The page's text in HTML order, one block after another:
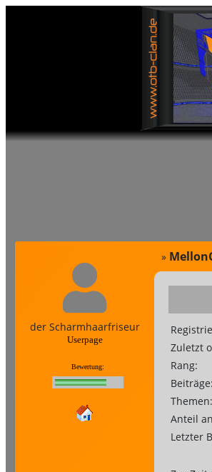
der Scharmhaarfriseur
Userpage
Bewertung:
»
Zuletzt
Rang:
Beiträge:
Themen:
Anteil
Letzter